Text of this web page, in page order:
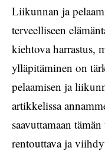
Liikunnan ja
terveelliseen
kiehtova harrastus,
ylläpitäminen on
pelaamisen ja
artikkelissa
saavuttamaan
rentouttava ja